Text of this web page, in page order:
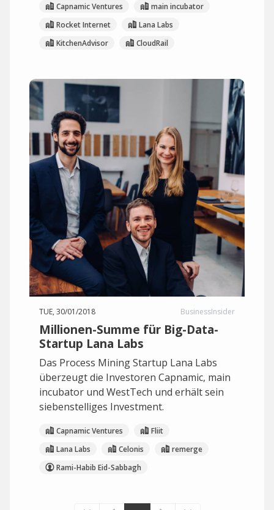
Capnamic Ventures
main incubator
Rocket Internet
Lana Labs
KitchenAdvisor
CloudRail
TUE, 30/01/2018 BusinessInsider
Millionen-Summe für Big-Data-
Startup Lana Labs
Das Process Mining Startup Lana Labs
überzeugt die Investoren Capnamic, main
incubator und WestTech und erhält sein
siebenstelliges Investment.
Capnamic Ventures
Fliit
Lana Labs
Celonis
remerge
Rami-Habib Eid-Sabbagh